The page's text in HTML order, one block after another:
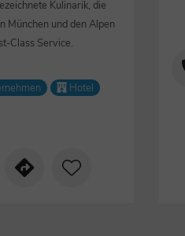
Kulinarik, die
München und den Alpen
Class Service.
Hotel